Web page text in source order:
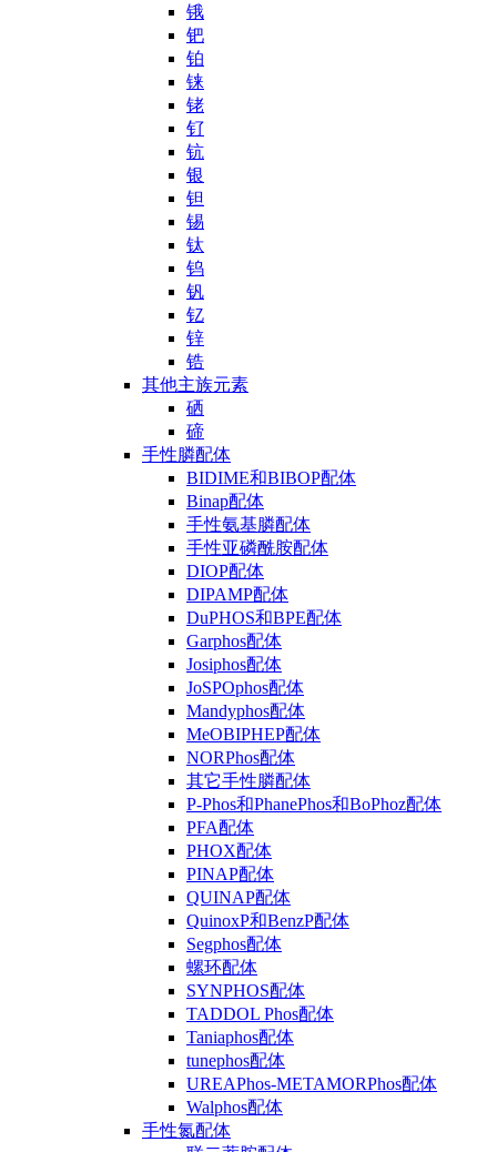
锇
钯
铂
铼
铑
钌
钪
银
钽
锡
钛
钨
钒
钇
锌
锆
其他主族元素
硒
碲
手性膦配体
BIDIME和BIBOP配体
Binap配体
手性氨基膦配体
手性亚磷酰胺配体
DIOP配体
DIPAMP配体
DuPHOS和BPE配体
Garphos配体
Josiphos配体
JoSPOphos配体
Mandyphos配体
MeOBIPHEP配体
NORPhos配体
其它手性膦配体
P-Phos和PhanePhos和BoPhoz配体
PFA配体
PHOX配体
PINAP配体
QUINAP配体
QuinoxP和BenzP配体
Segphos配体
螺环配体
SYNPHOS配体
TADDOL Phos配体
Taniaphos配体
tunephos配体
UREAPhos-METAMORPhos配体
Walphos配体
手性氮配体